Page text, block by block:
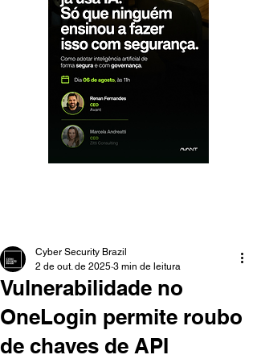
Vulnerabilidade no
OneLogin permite roubo
de chaves de API
Cyber Security Brazil
2 de out. de 2025 3 min de leitura